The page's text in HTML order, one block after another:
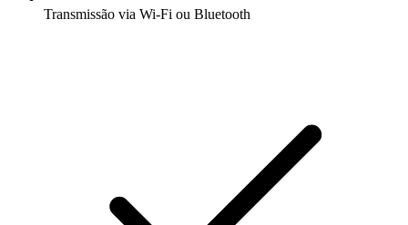
Transmissão via Wi-Fi ou Bluetooth